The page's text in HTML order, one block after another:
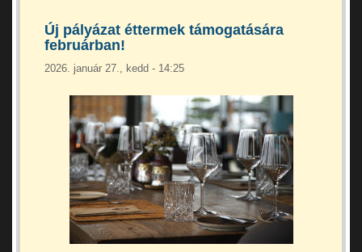
Új pályázat éttermek támogatására
februárban!
2026. január 27., kedd - 14:25